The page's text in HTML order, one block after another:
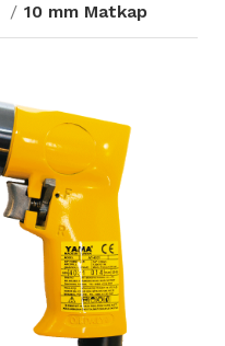
10 mm Matkap